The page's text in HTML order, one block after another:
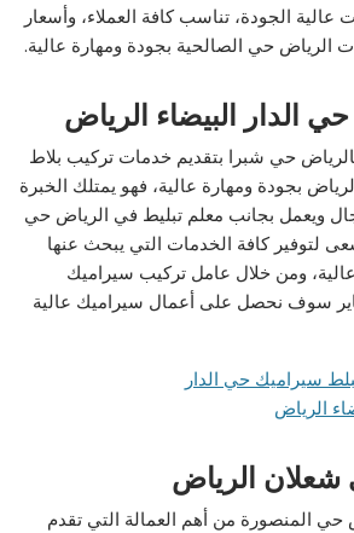
الجودة، تناسب كافة العملاء، وأسعار
الرياض حي الصالحية بجودة ومهارة عالية.
الدار البيضاء الرياض
حي شبرا بتقديم خدمات تركيب بلاط
بجودة ومهارة عالية، فهو يمتلك الخبرة
ويعمل بجانب معلم تبليط في الرياض حي
لتوفير كافة الخدمات التي يبحث عنها
عالية، ومن خلال عامل تركيب سيراميك
سوف نحصل على أعمال سيراميك عالية
شعلان الرياض
حي المنصورة من أهم العمالة التي تقدم